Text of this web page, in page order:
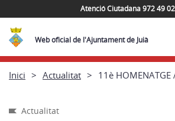
Atenció Ciutadana 972 49
Web oficial de l'Ajuntament de Juià
Inici Actualitat 11è HOMENATGE
Actualitat